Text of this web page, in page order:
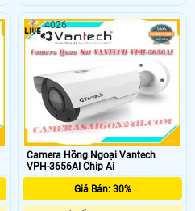
Camera Hồng Ngoại Vantech
VPH-3656AI Chip Ai
Giá Bán: 30%
4026